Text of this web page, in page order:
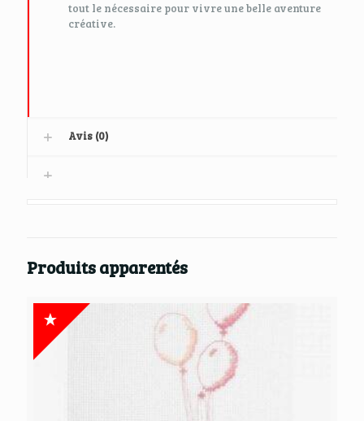
tout le nécessaire pour vivre une belle aventure
créative.
Avis (0)
Produits apparentés